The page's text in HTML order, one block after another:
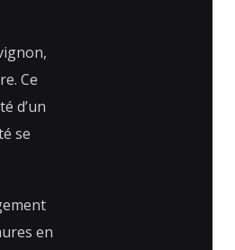
Ce
d’un
se
en